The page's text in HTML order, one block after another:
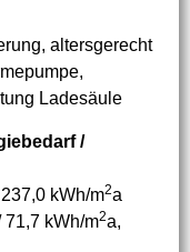
altersgerecht
Ladesäule
/
kWh/m2a
71,7 kWh/m2a,